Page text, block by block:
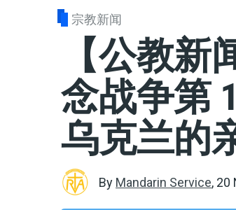
宗教新闻
【公教
念战争第
乌克兰的
By Mandarin Service, 20